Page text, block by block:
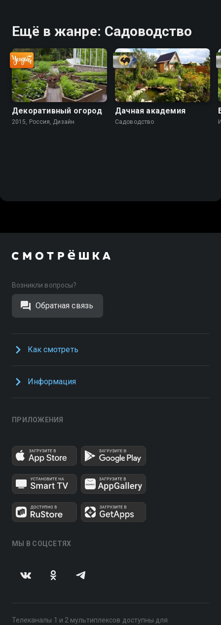
Ещё в жанре: Садоводство
Декоративный огород
2015, Россия, Дизайн
Дачная академия
Садоводство
Возникли вопросы?
Обратная связь
Как смотреть
Информация
ПРИЛОЖЕНИЯ
МЫ В СОЦСЕТЯХ
Телеканалы 1 и 2 мультиплексов доступны для